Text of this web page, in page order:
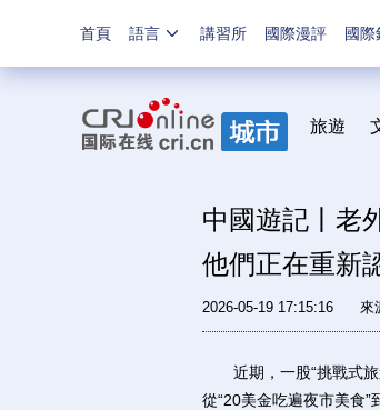
首頁 語言 講習所 國際漫評 國際
旅遊
中國遊記丨老
他們正在重新
2026-05-19 17:15:16 來
近期，一股“挑戰式旅
從“20美金吃遍夜市美食”